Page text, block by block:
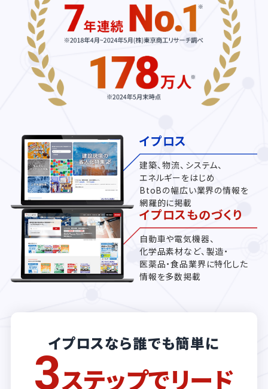
イプロス
建築、物流、システム、
エネルギーをはじめ
BtoBの幅広い業界の情報を
網羅的に掲載
イプロスものづくり
自動車や電気機器、
化学品素材など、製造・
医薬品・食品業界に特化した
情報を多数掲載
イプロスなら誰でも簡単に
3ステップでリード